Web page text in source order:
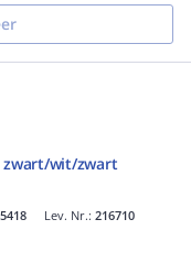
zwart/wit/zwart
Lev. Nr.: 216710